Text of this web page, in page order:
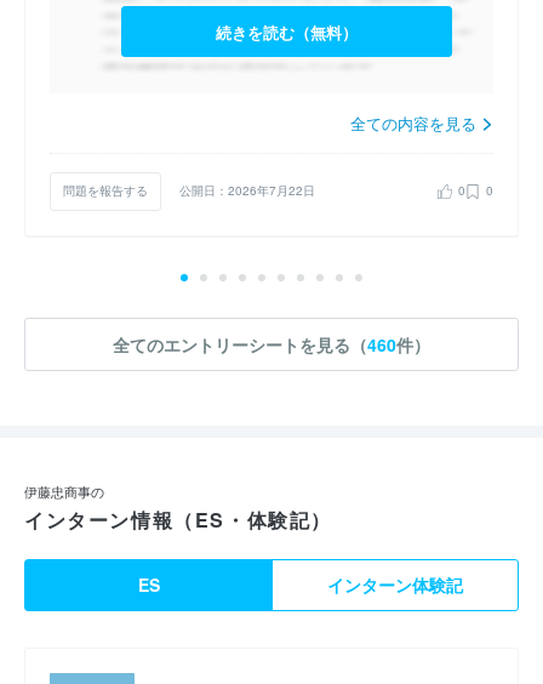
続きを読む（無料）
全ての内容を見る
問題を報告する 公開日：2026年7月22日 0 0
全てのエントリーシートを見る（460件）
伊藤忠商事の
インターン情報（ES・体験記）
ES インターン体験記